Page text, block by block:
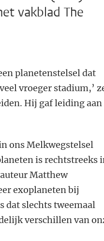
vakblad The
planetenstelsel dat
vroeger stadium,’
Hij gaf leiding aan
ons Melkwegstelsel
is rechtstreeks
Matthew
exoplaneten bij
dat slechts tweemaal
verschillen van